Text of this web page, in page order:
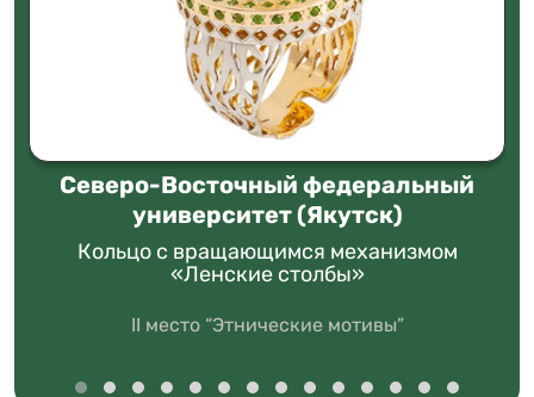
Северо-Восточный федеральный
университет (Якутск)
Кольцо с вращающимся механизмом
«Ленские столбы»
II место “Этнические мотивы”